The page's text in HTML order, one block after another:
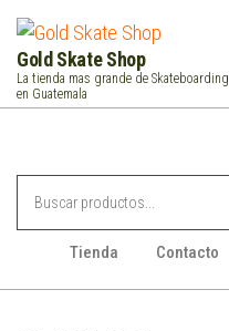
Saltar
contenido
Gold Skate Shop
La tienda mas grande de Skateboarding
en Guatemala
Tienda Contacto